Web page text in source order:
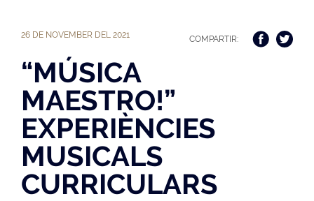
26 DE NOVEMBER DEL 2021 COMPARTIR:
“MÚSICA
MAESTRO!”
EXPERIÈNCIES
MUSICALS
CURRICULARS